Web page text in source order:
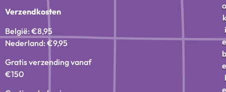
Verzendkosten
België: €8,95
Nederland: €9,95
Gratis verzending vanaf
€150
o
k
i
e
b
e
l
e